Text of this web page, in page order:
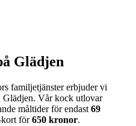
Glädjen
familjetjänster erbjuder vi
Glädjen. Vår kock utlovar
måltider för endast 69
kort för650 kronor.